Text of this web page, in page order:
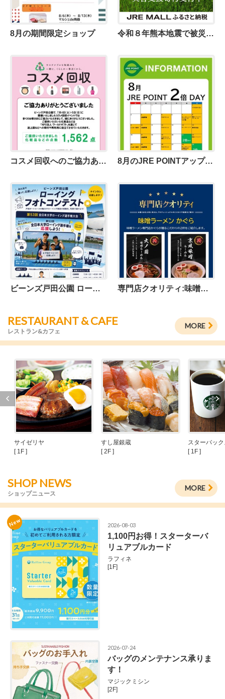
8月の期間限定ショップ 令和８年熊本地震で被災された皆さまに、心よりお見舞い申し上げます
コスメ回収へのご協力ありがとうございました。 8月のJRE POINTアップデー！
ビーンズ戸田公園 ローイングフォトコンテスト開催！ 専門店クオリティ:味噌ラーメン かぐら
RESTAURANT & CAFE
レストラン&カフェ
MORE
サイゼリヤ
[ 1F ]
すし屋銀蔵
[ 2F ]
スターバッ
[ 1F ]
SHOP NEWS
ショップニュース
MORE
New 2026-08-03
1,100円お得！スターターバ
リュアブルカード
ラフィネ
[1F]
2026-07-24
バッグのメンテナンス承りま
す！
マジックミシン
[2F]